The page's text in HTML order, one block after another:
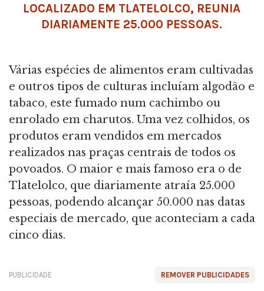
LOCALIZADO EM TLATELOLCO, REUNIA
DIARIAMENTE 25.000 PESSOAS.
Várias espécies de alimentos eram cultivadas
e outros tipos de culturas incluíam algodão e
tabaco, este fumado num cachimbo ou
enrolado em charutos. Uma vez colhidos, os
produtos eram vendidos em mercados
realizados nas praças centrais de todos os
povoados. O maior e mais famoso era o de
Tlatelolco, que diariamente atraía 25.000
pessoas, podendo alcançar 50.000 nas datas
especiais de mercado, que aconteciam a cada
cinco dias.
REMOVER PUBLICIDADES
PUBLICIDADE